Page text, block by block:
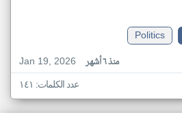
Politics
Jan 19, 2026
منذ ٦ أشهر
عدد الكلمات: ١٤١